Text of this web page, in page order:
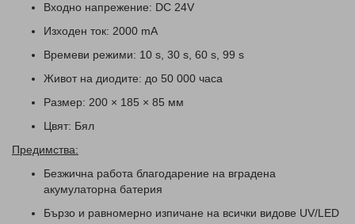
Входно напрежение: DC 24V
Изходен ток: 2000 mA
Времеви режими: 10 s, 30 s, 60 s, 99 s
Живот на диодите: до 50 000 часа
Размер: 200 × 185 × 85 мм
Цвят: Бял
Предимства:
Безжична работа благодарение на вградена
акумулаторна батерия
Бързо и равномерно изпичане на всички видове UV/LED